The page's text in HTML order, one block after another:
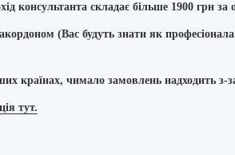
консультанта складає більше 1900 грн за
(Вас будуть знати як
країнах, чимало замовлень надходить з-
тут.